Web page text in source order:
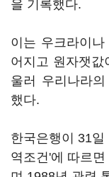
을 기록했다.
이는 우크라이나
어지고 원자잿
울러 우리나라
했다.
한국은행이 31
역조건'에 따르